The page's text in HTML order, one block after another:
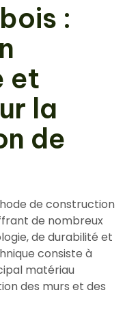
:
et
la
de
de construction
de nombreux
de durabilité et
consiste à
matériau
des murs et des